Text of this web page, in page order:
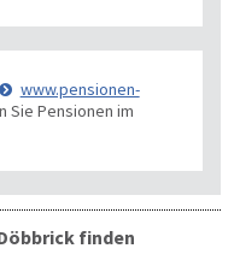
www.pensionen-
Sie Pensionen im
finden